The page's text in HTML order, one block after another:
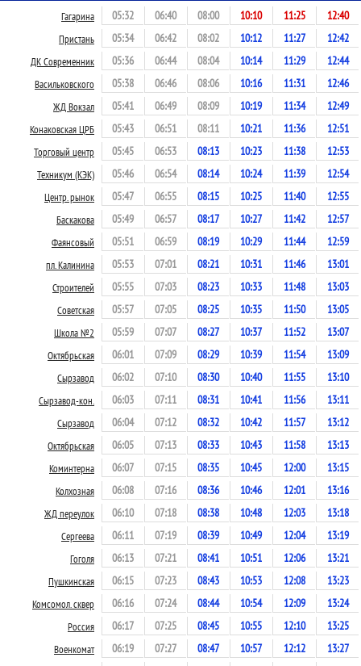
Гагарина 05:32 06:40 08:00 10:10 11:25 12:40
Пристань 05:34 06:42 08:02 10:12 11:27 12:42
ДК Современник 05:36 06:44 08:04 10:14 11:29 12:44
Васильковского 05:38 06:46 08:06 10:16 11:31 12:46
ЖД Вокзал 05:41 06:49 08:09 10:19 11:34 12:49
Конаковская ЦРБ 05:43 06:51 08:11 10:21 11:36 12:51
Торговый центр 05:45 06:53 08:13 10:23 11:38 12:53
Техникум (КЭК) 05:46 06:54 08:14 10:24 11:39 12:54
Центр. рынок 05:47 06:55 08:15 10:25 11:40 12:55
Баскакова 05:49 06:57 08:17 10:27 11:42 12:57
Фаянсовый 05:51 06:59 08:19 10:29 11:44 12:59
пл. Калинина 05:53 07:01 08:21 10:31 11:46 13:01
Строителей 05:55 07:03 08:23 10:33 11:48 13:03
Советская 05:57 07:05 08:25 10:35 11:50 13:05
Школа №2 05:59 07:07 08:27 10:37 11:52 13:07
Октябрьская 06:01 07:09 08:29 10:39 11:54 13:09
Сырзавод 06:02 07:10 08:30 10:40 11:55 13:10
Сырзавод-кон. 06:03 07:11 08:31 10:41 11:56 13:11
Сырзавод 06:04 07:12 08:32 10:42 11:57 13:12
Октябрьская 06:05 07:13 08:33 10:43 11:58 13:13
Коминтерна 06:07 07:15 08:35 10:45 12:00 13:15
Колхозная 06:08 07:16 08:36 10:46 12:01 13:16
ЖД переулок 06:10 07:18 08:38 10:48 12:03 13:18
Сергеева 06:11 07:19 08:39 10:49 12:04 13:19
Гоголя 06:13 07:21 08:41 10:51 12:06 13:21
Пушкинская 06:15 07:23 08:43 10:53 12:08 13:23
Комсомол. сквер 06:16 07:24 08:44 10:54 12:09 13:24
Россия 06:17 07:25 08:45 10:55 12:10 13:25
Военкомат 06:19 07:27 08:47 10:57 12:12 13:27